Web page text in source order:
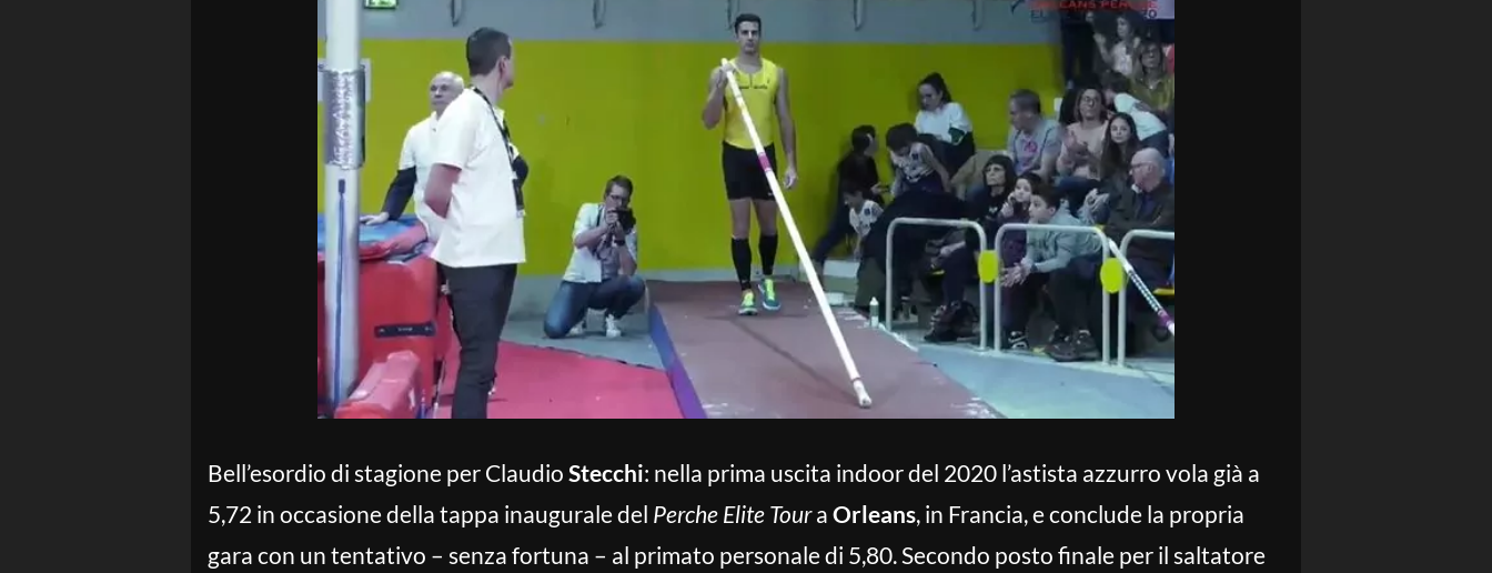
Bell’esordio di stagione per Claudio Stecchi: nella prima uscita indoor del 2020 l’astista azzurro vola già a
5,72 in occasione della tappa inaugurale del Perche Elite Toura Orleans, in Francia, e conclude la propria
gara con un tentativo – senza fortuna – al primato personale di 5,80. Secondo posto finale per il saltatore